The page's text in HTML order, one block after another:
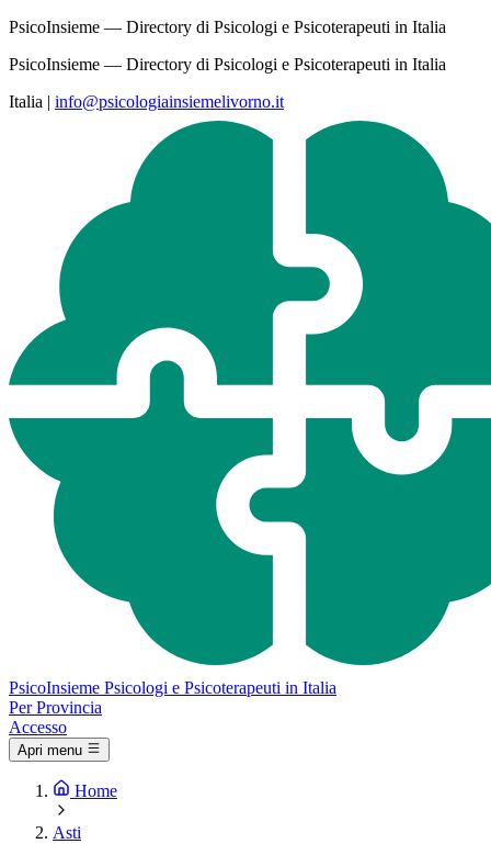
PsicoInsieme — Directory di Psicologi e Psicoterapeuti in Italia
PsicoInsieme — Directory di Psicologi e Psicoterapeuti in Italia
Italia | info@psicologiainsiemelivorno.it
PsicoInsieme Psicologi e Psicoterapeuti in Italia
Per Provincia
Accesso
Apri menu
Home
Asti